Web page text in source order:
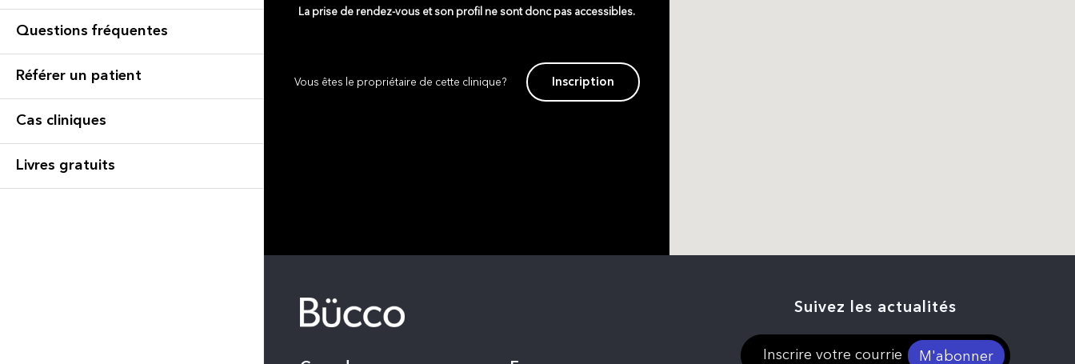
Questions fréquentes
Référer un patient
Cas cliniques
Livres gratuits
La prise de rendez-vous et son profil ne sont donc pas accessibles.
Vous êtes le propriétaire de cette clinique? Inscription
Suivez les actualités
M'abonner